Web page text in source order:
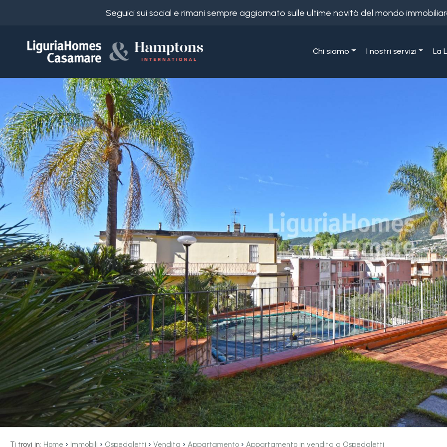
Seguici sui social e rimani sempre aggiornato sulle ultime novità del mondo
Chi siamo I nostri servizi La
Ti trovi in: Home › Immobili › Ospedaletti › Vendita › Appartamento › Appartamento in vendita a Ospedaletti
DE
RU
Chi
siamo
nostri
servizi
La
Liguria
Ricerca
case
Blog
Contatti
Preferiti
0
dove
cercare
Provincia
Comune
Tipologia
-
multiscelta
Qualsiasi
Residenziali